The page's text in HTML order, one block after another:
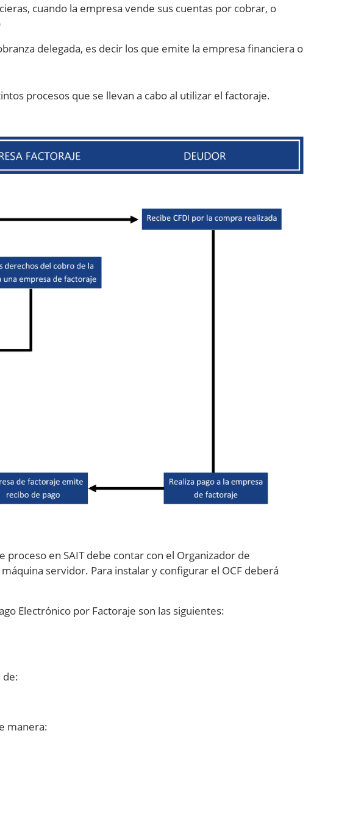
cuando la empresa vende sus cuentas por cobrar, o
delegada, es decir los que emite la empresa financiera o
procesos que se llevan a cabo al utilizar el factoraje.
en SAIT debe contar con el Organizador de
servidor. Para instalar y configurar el OCF deberá
Electrónico por Factoraje son las siguientes:
de:
manera: